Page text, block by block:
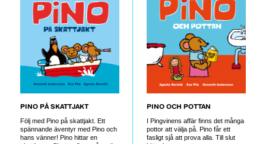
PINO PÅ SKATTJAKT
Följ med Pino på skattjakt. Ett
spännande äventyr med Pino och
hans vänner! Pino hittar en
PINO OCH POTTAN
I Pingvinens affär finns det många
pottor att välja på. Pino får ett
fasligt sjå att prova alla. Till slut